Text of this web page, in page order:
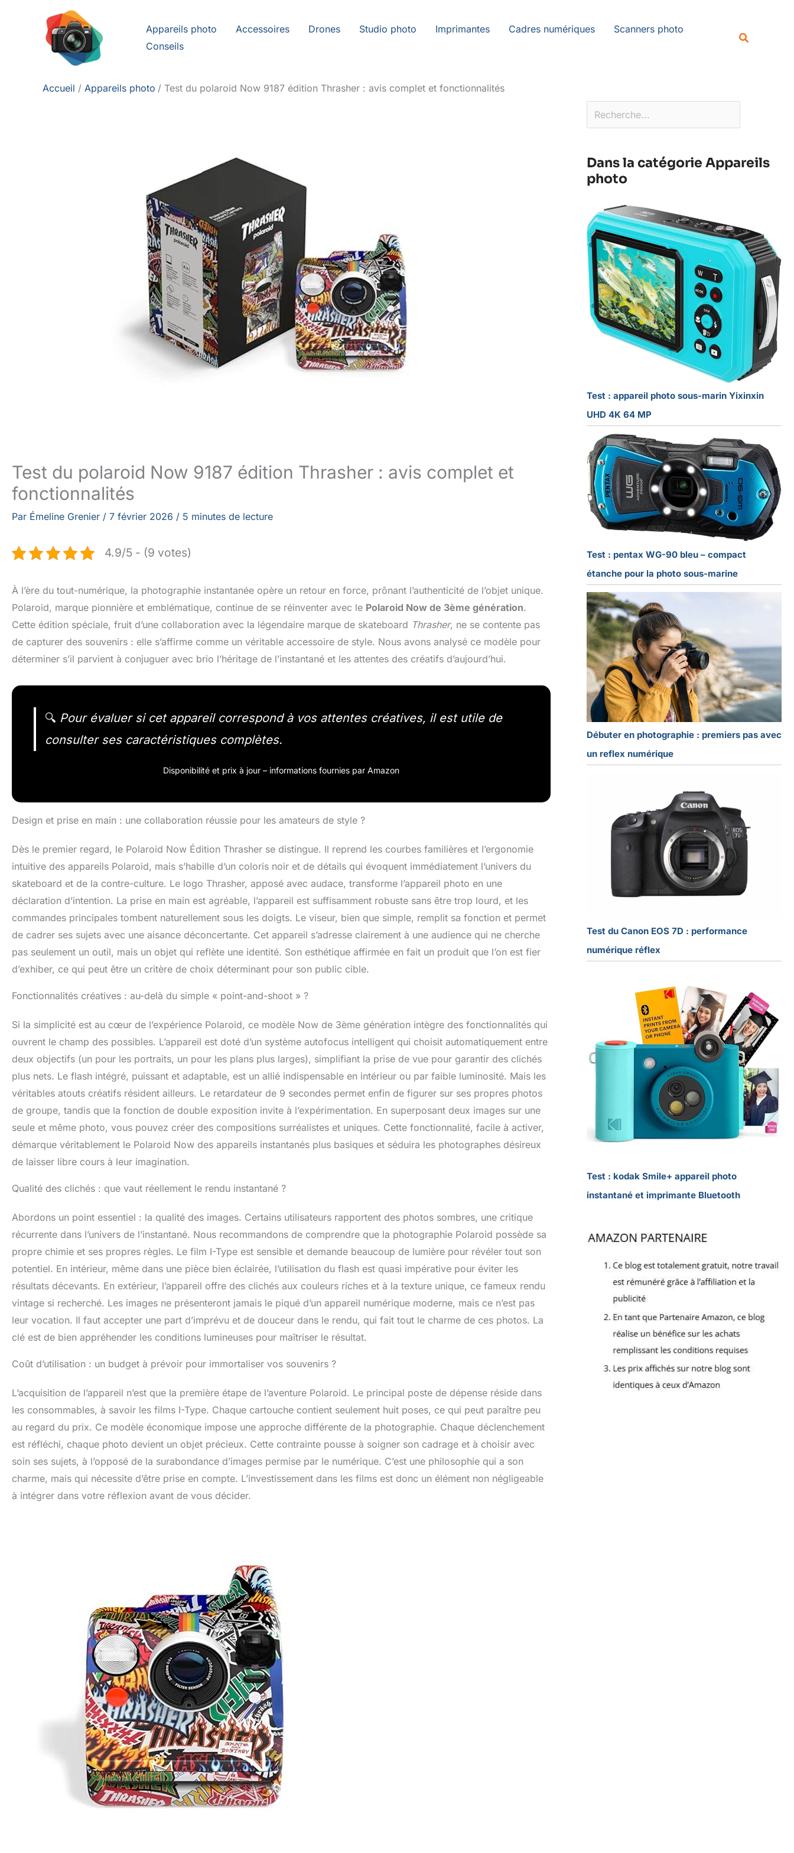
Appareils photo Accessoires Drones Studio photo Imprimantes Cadres numériques
Scanners photo
Conseils
Accueil Appareils photo Test du polaroid Now 9187 édition Thrasher : avis complet et fonctionnalités
Test du polaroid Now 9187 édition Thrasher : avis complet et
fonctionnalités
Par Émeline Grenier / 7 février 2026 / 5 minutes de lecture
4.9/5 - (9 votes)
À l’ère du tout-numérique, la photographie instantanée opère un retour en force, prônant l’authenticité de l’objet unique.
Polaroid, marque pionnière et emblématique, continue de se réinventer avec le Polaroid Now de 3ème génération.
Cette édition spéciale, fruit d’une collaboration avec la légendaire marque de skateboard Thrasher, ne se contente pas
de capturer des souvenirs : elle s’affirme comme un véritable accessoire de style. Nous avons analysé ce modèle pour
déterminer s’il parvient à conjuguer avec brio l’héritage de l’instantané et les attentes des créatifs d’aujourd’hui.
🔍 Pour évaluer si cet appareil correspond à vos attentes créatives, il est utile de
consulter ses caractéristiques complètes.
Disponibilité et prix à jour – informations fournies par Amazon
Design et prise en main : une collaboration réussie pour les amateurs de style ?
Dès le premier regard, le Polaroid Now Édition Thrasher se distingue. Il reprend les courbes familières et l’ergonomie
intuitive des appareils Polaroid, mais s’habille d’un coloris noir et de détails qui évoquent immédiatement l’univers du
skateboard et de la contre-culture. Le logo Thrasher, apposé avec audace, transforme l’appareil photo en une
déclaration d’intention. La prise en main est agréable, l’appareil est suffisamment robuste sans être trop lourd, et les
commandes principales tombent naturellement sous les doigts. Le viseur, bien que simple, remplit sa fonction et permet
de cadrer ses sujets avec une aisance déconcertante. Cet appareil s’adresse clairement à une audience qui ne cherche
pas seulement un outil, mais un objet qui reflète une identité. Son esthétique affirmée en fait un produit que l’on est fier
d’exhiber, ce qui peut être un critère de choix déterminant pour son public cible.
Fonctionnalités créatives : au-delà du simple « point-and-shoot » ?
Si la simplicité est au cœur de l’expérience Polaroid, ce modèle Now de 3ème génération intègre des fonctionnalités qui
ouvrent le champ des possibles. L’appareil est doté d’un système autofocus intelligent qui choisit automatiquement entre
deux objectifs (un pour les portraits, un pour les plans plus larges), simplifiant la prise de vue pour garantir des clichés
plus nets. Le flash intégré, puissant et adaptable, est un allié indispensable en intérieur ou par faible luminosité. Mais les
véritables atouts créatifs résident ailleurs. Le retardateur de 9 secondes permet enfin de figurer sur ses propres photos
de groupe, tandis que la fonction de double exposition invite à l’expérimentation. En superposant deux images sur une
seule et même photo, vous pouvez créer des compositions surréalistes et uniques. Cette fonctionnalité, facile à activer,
démarque véritablement le Polaroid Now des appareils instantanés plus basiques et séduira les photographes désireux
de laisser libre cours à leur imagination.
Qualité des clichés : que vaut réellement le rendu instantané ?
Abordons un point essentiel : la qualité des images. Certains utilisateurs rapportent des photos sombres, une critique
récurrente dans l’univers de l’instantané. Nous recommandons de comprendre que la photographie Polaroid possède sa
propre chimie et ses propres règles. Le film I-Type est sensible et demande beaucoup de lumière pour révéler tout son
potentiel. En intérieur, même dans une pièce bien éclairée, l’utilisation du flash est quasi impérative pour éviter les
résultats décevants. En extérieur, l’appareil offre des clichés aux couleurs riches et à la texture unique, ce fameux rendu
vintage si recherché. Les images ne présenteront jamais le piqué d’un appareil numérique moderne, mais ce n’est pas
leur vocation. Il faut accepter une part d’imprévu et de douceur dans le rendu, qui fait tout le charme de ces photos. La
clé est de bien appréhender les conditions lumineuses pour maîtriser le résultat.
Coût d’utilisation : un budget à prévoir pour immortaliser vos souvenirs ?
L’acquisition de l’appareil n’est que la première étape de l’aventure Polaroid. Le principal poste de dépense réside dans
les consommables, à savoir les films I-Type. Chaque cartouche contient seulement huit poses, ce qui peut paraître peu
au regard du prix. Ce modèle économique impose une approche différente de la photographie. Chaque déclenchement
est réfléchi, chaque photo devient un objet précieux. Cette contrainte pousse à soigner son cadrage et à choisir avec
soin ses sujets, à l’opposé de la surabondance d’images permise par le numérique. C’est une philosophie qui a son
charme, mais qui nécessite d’être prise en compte. L’investissement dans les films est donc un élément non négligeable
à intégrer dans votre réflexion avant de vous décider.
Dans la catégorie Appareils
photo
Test : appareil photo sous-marin Yixinxin
UHD 4K 64 MP
Test : pentax WG-90 bleu – compact
étanche pour la photo sous-marine
Débuter en photographie : premiers pas avec
un reflex numérique
Test du Canon EOS 7D : performance
numérique réflex
Test : kodak Smile+ appareil photo
instantané et imprimante Bluetooth